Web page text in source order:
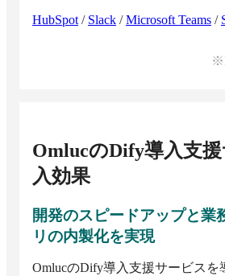
HubSpot / Slack /Microsoft Teams /
OmlucのDify導入支
入効果
開発のスピードアップと業
リの内製化を実現
OmlucのDify導入支援サービスを